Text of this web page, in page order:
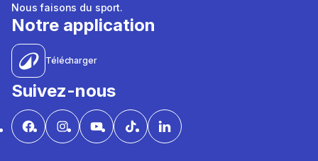
Nous faisons du sport.
Notre application
Télécharger
Suivez-nous